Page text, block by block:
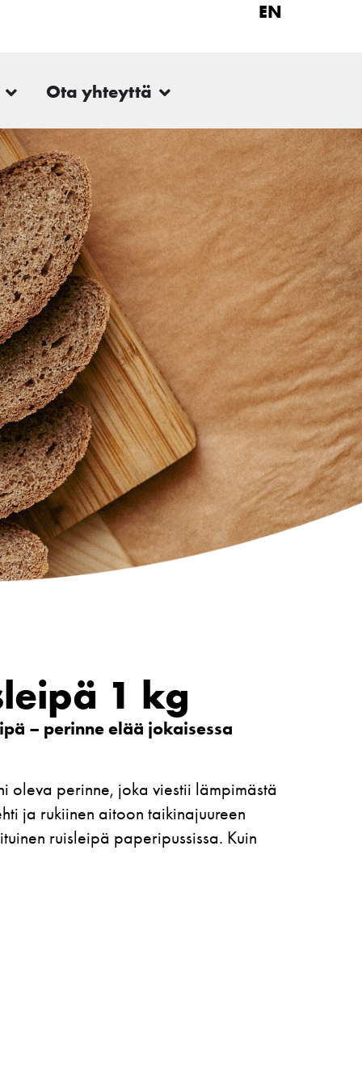
EN
Ota yhteyttä
1 kg
– perinne elää jokaisessa
oleva perinne, joka viestii lämpimästä
ja rukiinen aitoon taikinajuureen
ruisleipä paperipussissa. Kuin